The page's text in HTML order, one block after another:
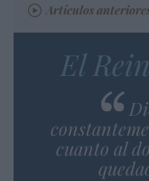
Artículos
El
cuanto al